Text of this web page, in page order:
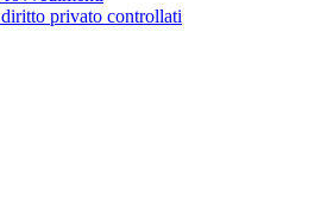
privato controllati